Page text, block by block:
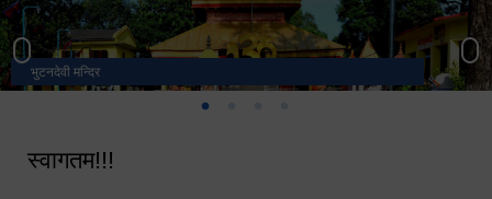
भुटनदेवी मन्दिर
स्मारक
हेटौंडा उपमहानगरपालिका नगर कार्यपालिकाको कार्यालय
मनकामना डाँडाबाट देखिएको दृश्य
स्वागतम!!!